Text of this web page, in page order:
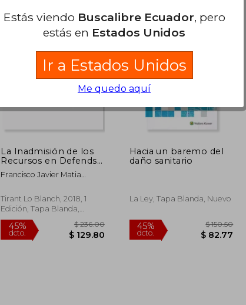
45%
$ 78.27
45%
La Inadmisión de los
Recursos en Defendsa
de los Derechos
Francisco Javier Matia
Tirant Lo Blanch, 2018, 1
Edición, Tapa Blanda,
Usado
Hacia un baremo del
daño sanitario
La Ley, Tapa Blanda, Nuevo
Estás viendo Buscalibre Ecuador, pero
estás en Estados Unidos
Ir a Estados Unidos
Me quedo aquí